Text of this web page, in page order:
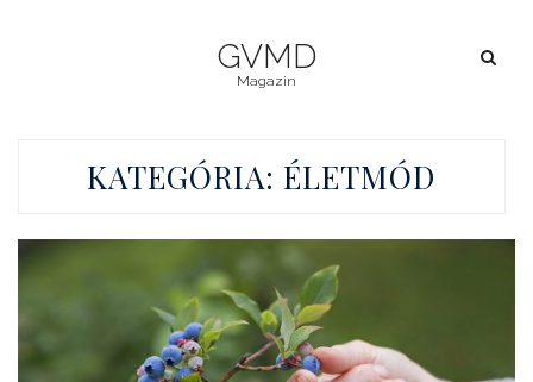
GVMD
Magazin
KATEGÓRIA: ÉLETMÓD